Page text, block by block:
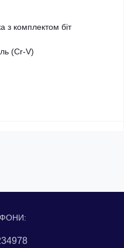
з комплектом біт
(Cr-V)